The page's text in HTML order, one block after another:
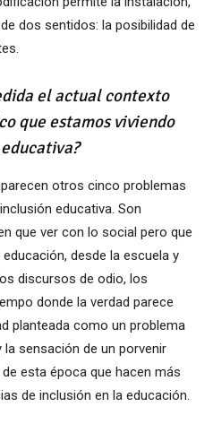
dos sentidos: la posibilidad de
el actual contexto
que estamos viviendo
otros cinco problemas
educativa. Son
que ver con lo social pero que
desde la escuela y
discursos de odio, los
donde la verdad parece
planteada como un problema
la sensación de un porvenir
esta época que hacen más
de inclusión en la educación.